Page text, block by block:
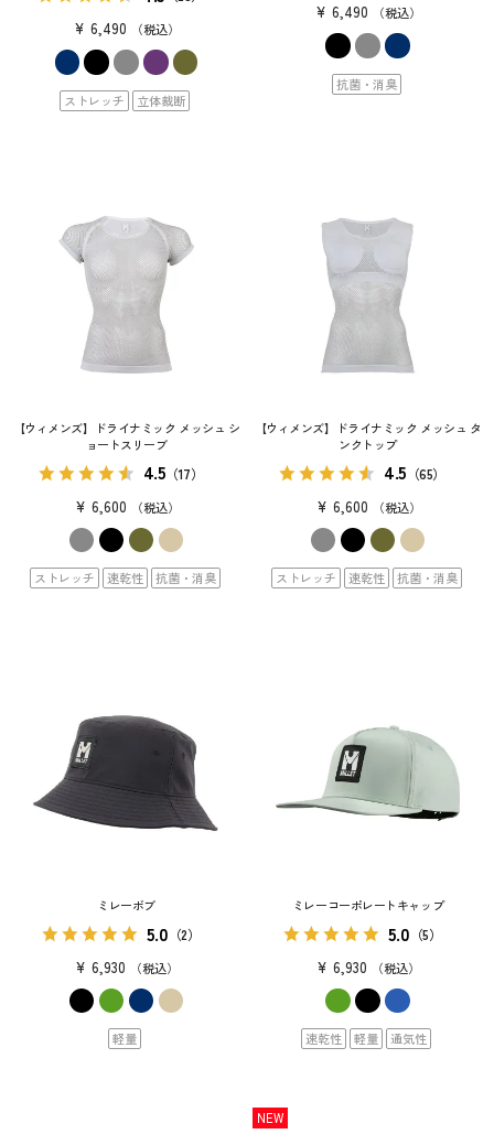
¥ 6,490 税込
ストレッチ 立体裁断
¥ 6,490 税込
抗菌・消臭
【ウィメンズ】ドライナミック メッシュ シ
ョートスリーブ
4.5 （17）
¥ 6,600 税込
ストレッチ 速乾性 抗菌・消臭
【ウィメンズ】ドライナミック メッシュ タ
ンクトップ
4.5 （65）
¥ 6,600 税込
ストレッチ 速乾性 抗菌・消臭
ミレーボブ
5.0 （2）
¥ 6,930 税込
軽量
ミレーコーポレートキャップ
5.0 （5）
¥ 6,930 税込
速乾性 軽量 通気性
NEW